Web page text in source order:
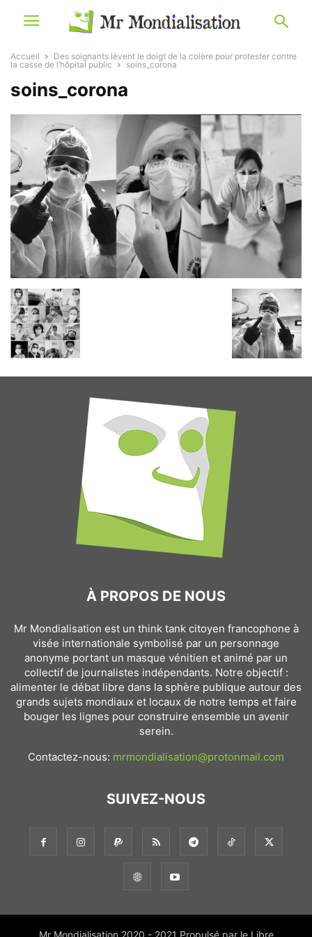
Accueil
Des soignants lèvent le doigt de la colère pour protester contre
la casse de l’hôpital public
soins_corona
soins_corona
À PROPOS DE NOUS
Mr Mondialisation est un think tank citoyen francophone à
visée internationale symbolisé par un personnage
anonyme portant un masque vénitien et animé par un
collectif de journalistes indépendants. Notre objectif :
alimenter le débat libre dans la sphère publique autour des
grands sujets mondiaux et locaux de notre temps et faire
bouger les lignes pour construire ensemble un avenir
serein.
Contactez-nous: mrmondialisation@protonmail.com
SUIVEZ-NOUS